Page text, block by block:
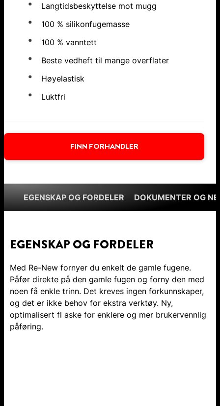
Langtidsbeskyttelse mot mugg
100 % silikonfugemasse
100 % vanntett
Beste vedheft til mange overflater
Høyelastisk
Luktfri
FINN FORHANDLER
EGENSKAP OG FORDELER DOKUMENTER OG
EGENSKAP OG FORDELER
Med Re-New fornyer du enkelt de gamle fugene.
Påfør direkte på den gamle fugen og forny den med
noen få enkle trinn. Det kreves ingen forkunnskaper,
og det er ikke behov for ekstra verktøy. Ny,
optimalisert fl aske for enklere og mer brukervennlig
påføring.